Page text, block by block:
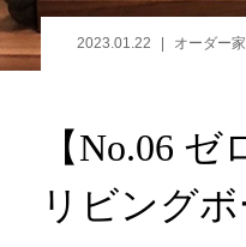
2023.01.22 オーダー
【No.06
リビング